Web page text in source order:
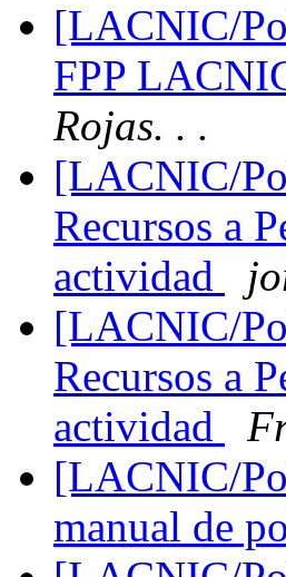
[LACNIC/
FPP
Rojas. . .
[LACNIC/
Recursos a
actividad
[LACNIC/
Recursos a
actividad
[LACNIC/
manual de